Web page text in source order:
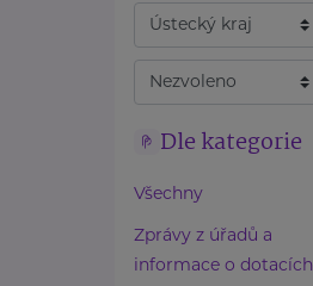
Dle kategorie
Všechny
Zprávy z úřadů a
informace o dotacích